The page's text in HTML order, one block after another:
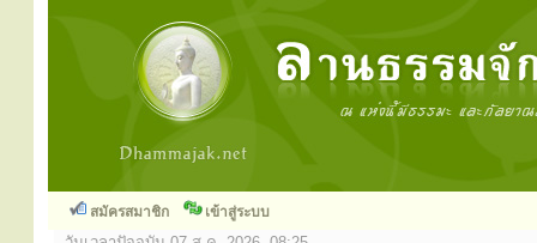
สมัครสมาชิก เข้าสู่ระบบ